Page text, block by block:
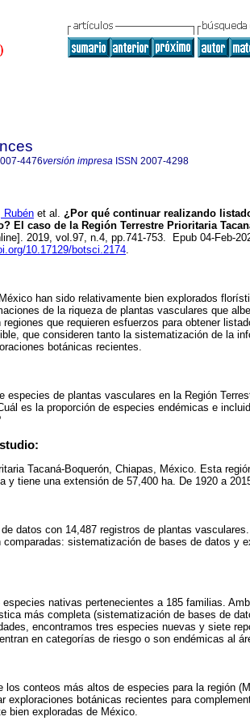
4476versión impresa ISSN 2007-4298
Rubén et al. ¿Por qué continuar realizando
El caso de la Región Terrestre Prioritaria
2019, vol.97, n.4, pp.741-753. Epub 04-Feb-
10.17129/botsci.2174.
han sido relativamente bien explorados
de la riqueza de plantas vasculares que
regiones que requieren esfuerzos para obtener
que consideren tanto la sistematización de la
botánicas recientes.
especies de plantas vasculares en la Región
es la proporción de especies endémicas e
Tacaná-Boquerón, Chiapas, México. Esta
y tiene una extensión de 57,400 ha. De 1920 a
datos con 14,487 registros de plantas
comparadas: sistematización de bases de datos y
nativas pertenecientes a 185 familias.
más completa (sistematización de bases de
encontramos tres especies nuevas y siete
en categorías de riesgo o son endémicas al
los conteos más altos de especies para la región
exploraciones botánicas recientes para
bien exploradas de México.